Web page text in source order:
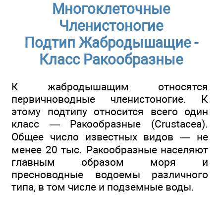
Многоклеточные
Членистоногие
Подтип Жабродышащие -
Класс Ракообразные
К жабродышащим относятся
первичноводные членистоногие. К
этому подтипу относится всего один
класс — Ракообразные (Crustacea).
Общее число известных видов — не
менее 20 тыс. Ракообразные населяют
главным образом моря и
пресноводные водоемы различного
типа, в том числе и подземные воды.